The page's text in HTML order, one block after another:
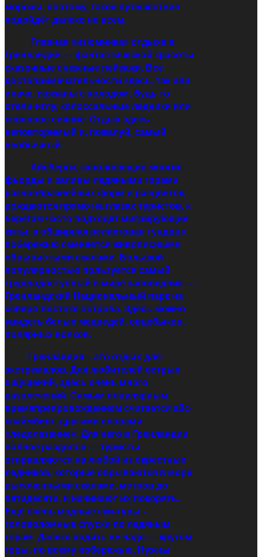
морозы, поэтому, такое путешествие
подойдёт далеко не всем.
Главная «изюминка» отдыха в
Гренландии — фантастической красоты
сказочные снежные пейзажи. Все
достопримечательности здесь, так или
иначе, связаны с холодом: будь то
отели-иглу, колоссальные ледники или
северное сияние. Отдых здесь
неповторимый и, пожалуй, самый
необычный.
Айсберги, заполняющие многие
фьорды и заливы ледяными горами
разнообразнейших форм и расцветок,
рождаются прямо на глазах туристов, к
берегам часто подходят мигрирующие
киты, а обширная реликтовая тундра к
побережью сменяется живописными
обрывистыми скалами. Большой
популярностью пользуется самый
труднодоступный в мире заповедник —
Гренландский Национальный парк на
северо-востоке острова. Здесь можно
увидеть белых медведей, овцебыков,
полярных волков.
Гренландия – это отдых для
экстремалов. Для любителей острых
ощущений, здесь очень много
развлечений. Самым популярным
времяпрепровождением считается айс-
клаймбинг, другими словами
«ледолазание». Для него в Гренландии
полное раздолье — туристы
отправляются на любой из окрестных
ледников, которые обрываются в море
высоченными скалами, метров до
пятидесяти, и начинают их покорять.
Ещё очень модные ски-туры –
головоломные спуски по ледяным
горам. Далеко ходить не надо — кругом
горы, по всему побережью. Нужны